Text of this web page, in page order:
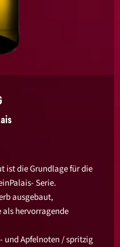
ist die Grundlage für die
Serie.
ausgebaut,
als hervorragende
und Apfelnoten / spritzig